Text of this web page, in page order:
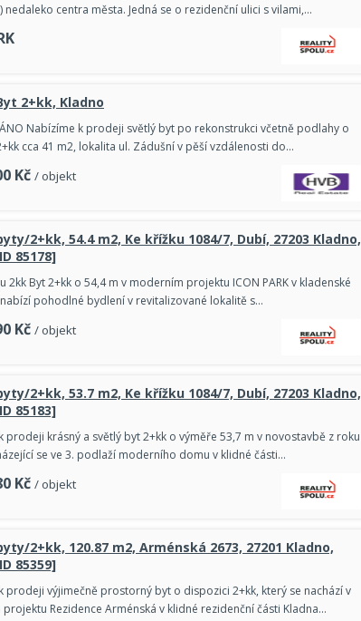
nedaleko centra města. Jedná se o rezidenční ulici s vilami,…
2+kk, Kladno
Nabízíme k prodeji světlý byt po rekonstrukci včetně podlahy o
cca 41 m2, lokalita ul. Zádušní v pěší vzdálenosti do…
Kč / objekt
2+kk, 54.4 m2, Ke křížku 1084/7, Dubí, 27203 Kladno,
85178]
2kk Byt 2+kk o 54,4 m v moderním projektu ICON PARK v kladenské
pohodlné bydlení v revitalizované lokalitě s…
Kč / objekt
2+kk, 53.7 m2, Ke křížku 1084/7, Dubí, 27203 Kladno,
85183]
prodeji krásný a světlý byt 2+kk o výměře 53,7 m v novostavbě z roku
se ve 3. podlaží moderního domu v klidné části…
Kč / objekt
2+kk, 120.87 m2, Arménská 2673, 27201 Kladno,
85359]
prodeji výjimečně prostorný byt o dispozici 2+kk, který se nachází v
Rezidence Arménská v klidné rezidenční části Kladna…